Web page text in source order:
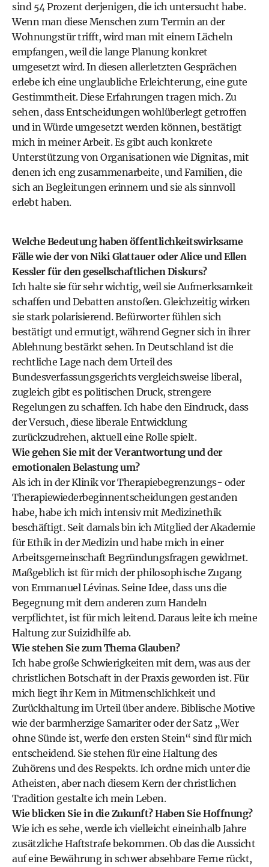
sind 54 Prozent derjenigen, die ich untersucht habe.
Wenn man diese Menschen zum Termin an der
Wohnungstür trifft, wird man mit einem Lächeln
empfangen, weil die lange Planung konkret
umgesetzt wird. In diesen allerletzten Gesprächen
erlebe ich eine unglaubliche Erleichterung, eine gute
Gestimmtheit. Diese Erfahrungen tragen mich. Zu
sehen, dass Entscheidungen wohlüberlegt getroffen
und in Würde umgesetzt werden können, bestätigt
mich in meiner Arbeit. Es gibt auch konkrete
Unterstützung von Organisationen wie Dignitas, mit
denen ich eng zusammenarbeite, und Familien, die
sich an Begleitungen erinnern und sie als sinnvoll
erlebt haben.
Welche Bedeutung haben öffentlichkeitswirksame
Fälle wie der von Niki Glattauer oder Alice und Ellen
Kessler für den gesellschaftlichen Diskurs?
Ich halte sie für sehr wichtig, weil sie Aufmerksamkeit
schaffen und Debatten anstoßen. Gleichzeitig wirken
sie stark polarisierend. Befürworter fühlen sich
bestätigt und ermutigt, während Gegner sich in ihrer
Ablehnung bestärkt sehen. In Deutschland ist die
rechtliche Lage nach dem Urteil des
Bundesverfassungsgerichts vergleichsweise liberal,
zugleich gibt es politischen Druck, strengere
Regelungen zu schaffen. Ich habe den Eindruck, dass
der Versuch, diese liberale Entwicklung
zurückzudrehen, aktuell eine Rolle spielt.
Wie gehen Sie mit der Verantwortung und der
emotionalen Belastung um?
Als ich in der Klinik vor Therapiebegrenzungs- oder
Therapiewiederbeginnentscheidungen gestanden
habe, habe ich mich intensiv mit Medizinethik
beschäftigt. Seit damals bin ich Mitglied der Akademie
für Ethik in der Medizin und habe mich in einer
Arbeitsgemeinschaft Begründungsfragen gewidmet.
Maßgeblich ist für mich der philosophische Zugang
von Emmanuel Lévinas. Seine Idee, dass uns die
Begegnung mit dem anderen zum Handeln
verpflichtet, ist für mich leitend. Daraus leite ich meine
Haltung zur Suizidhilfe ab.
Wie stehen Sie zum Thema Glauben?
Ich habe große Schwierigkeiten mit dem, was aus der
christlichen Botschaft in der Praxis geworden ist. Für
mich liegt ihr Kern in Mitmenschlichkeit und
Zurückhaltung im Urteil über andere. Biblische Motive
wie der barmherzige Samariter oder der Satz „Wer
ohne Sünde ist, werfe den ersten Stein“ sind für mich
entscheidend. Sie stehen für eine Haltung des
Zuhörens und des Respekts. Ich ordne mich unter die
Atheisten, aber nach diesem Kern der christlichen
Tradition gestalte ich mein Leben.
Wie blicken Sie in die Zukunft? Haben Sie Hoffnung?
Wie ich es sehe, werde ich vielleicht eineinhalb Jahre
zusätzliche Haftstrafe bekommen. Ob das die Aussicht
auf eine Bewährung in schwer absehbare Ferne rückt,